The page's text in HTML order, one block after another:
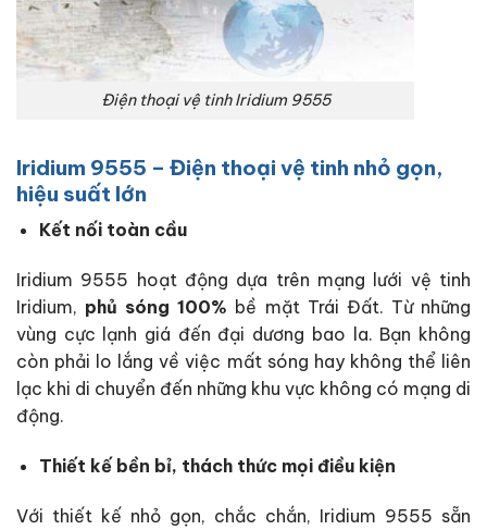
Điện thoại vệ tinh Iridium 9555
Iridium 9555 – Điện thoại vệ tinh nhỏ gọn,
hiệu suất lớn
Kết nối toàn cầu
Iridium 9555 hoạt động dựa trên mạng lưới vệ tinh
Iridium, phủ sóng 100% bề mặt Trái Đất. Từ những
vùng cực lạnh giá đến đại dương bao la. Bạn không
còn phải lo lắng về việc mất sóng hay không thể liên
lạc khi di chuyển đến những khu vực không có mạng di
động.
Thiết kế bền bỉ, thách thức mọi điều kiện
Với thiết kế nhỏ gọn, chắc chắn, Iridium 9555 sẵn